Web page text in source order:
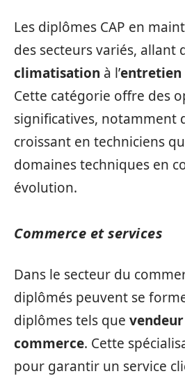
Les diplômes CAP en
des secteurs variés, allant
climatisation à l’entretien
Cette catégorie offre des
significatives, notamment
croissant en techniciens
domaines techniques en
évolution.
Commerce et services
Dans le secteur du
diplômés peuvent se
diplômes tels que vendeur
commerce. Cette
pour garantir un service